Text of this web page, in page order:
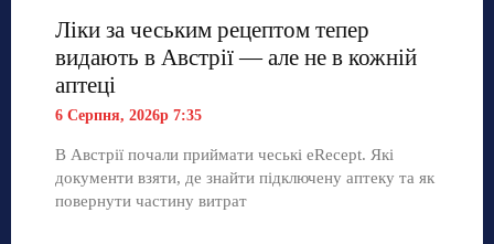
Ліки за чеським рецептом тепер
видають в Австрії — але не в кожній
аптеці
6 Серпня, 2026р 7:35
В Австрії почали приймати чеські eRecept. Які
документи взяти, де знайти підключену аптеку та як
повернути частину витрат